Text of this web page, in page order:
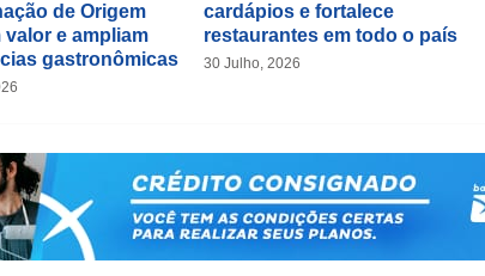
de Origem
valor e ampliam
gastronômicas
cardápios e fortalece
restaurantes em todo o país
30 Julho, 2026